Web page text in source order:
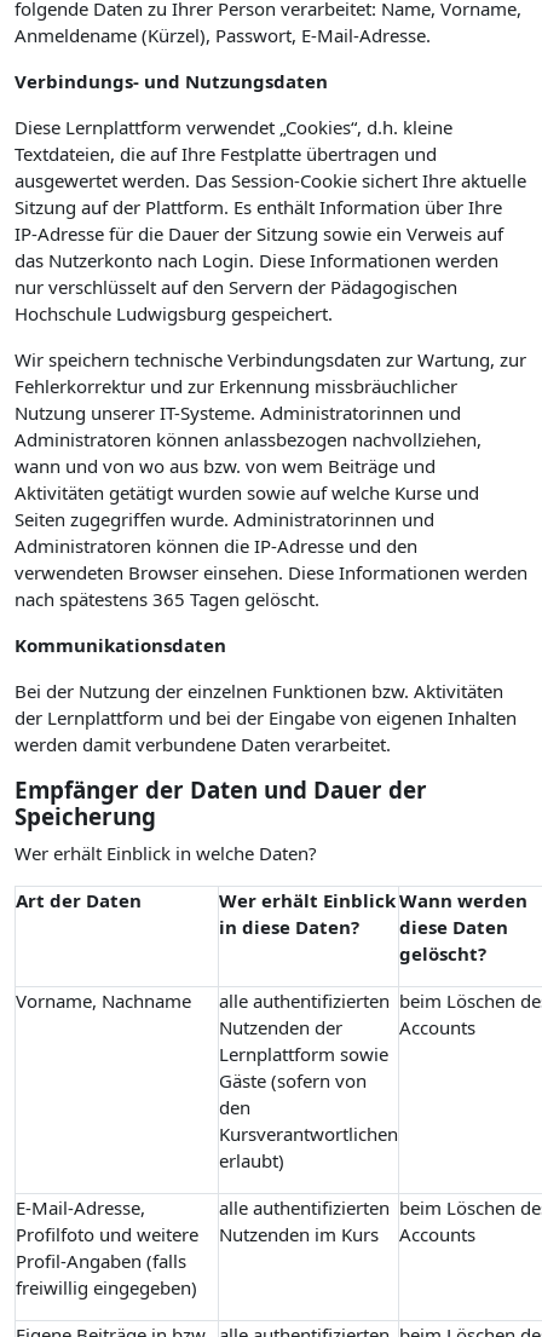
folgende Daten zu Ihrer Person verarbeitet: Name, Vorname,
Anmeldename (Kürzel), Passwort, E-Mail-Adresse.
Verbindungs- und Nutzungsdaten
Diese Lernplattform verwendet „Cookies“, d.h. kleine
Textdateien, die auf Ihre Festplatte übertragen und
ausgewertet werden. Das Session-Cookie sichert Ihre aktuelle
Sitzung auf der Plattform. Es enthält Information über Ihre
IP-Adresse für die Dauer der Sitzung sowie ein Verweis auf
das Nutzerkonto nach Login. Diese Informationen werden
nur verschlüsselt auf den Servern der Pädagogischen
Hochschule Ludwigsburg gespeichert.
Wir speichern technische Verbindungsdaten zur Wartung, zur
Fehlerkorrektur und zur Erkennung missbräuchlicher
Nutzung unserer IT-Systeme. Administratorinnen und
Administratoren können anlassbezogen nachvollziehen,
wann und von wo aus bzw. von wem Beiträge und
Aktivitäten getätigt wurden sowie auf welche Kurse und
Seiten zugegriffen wurde. Administratorinnen und
Administratoren können die IP-Adresse und den
verwendeten Browser einsehen. Diese Informationen werden
nach spätestens 365 Tagen gelöscht.
Kommunikationsdaten
Bei der Nutzung der einzelnen Funktionen bzw. Aktivitäten
der Lernplattform und bei der Eingabe von eigenen Inhalten
werden damit verbundene Daten verarbeitet.
Empfänger der Daten und Dauer der
Speicherung
Wer erhält Einblick in welche Daten?
Art der Daten
Wer erhält Einblick
in diese Daten?
Wann werden
diese Daten
gelöscht?
Vorname, Nachname
alle authentifizierten
Nutzenden der
Lernplattform sowie
Gäste (sofern von
den
Kursverantwortlichen
erlaubt)
beim Löschen
Accounts
E-Mail-Adresse,
Profilfoto und weitere
Profil-Angaben (falls
freiwillig eingegeben)
alle authentifizierten
Nutzenden im Kurs
beim Löschen
Accounts